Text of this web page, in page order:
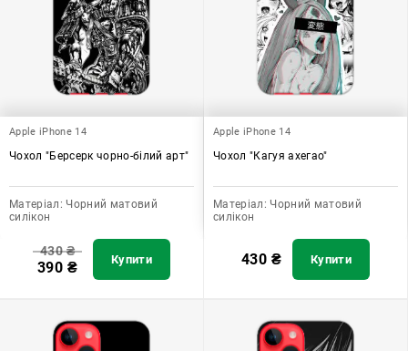
Apple iPhone 14
Чохол "Берсерк чорно-білий арт"
Матеріал: Чорний матовий
силікон
430₴
390 ₴ Купити
Apple iPhone 14
Чохол "Кагуя ахегао"
Матеріал: Чорний матовий
силікон
430 ₴ Купити